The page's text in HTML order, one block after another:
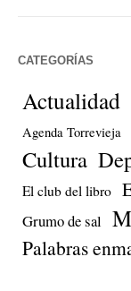
CATEGORÍAS
Actualidad
Agenda Torrevieja
Cultura
El club del libro
Grumo de sal
Palabras